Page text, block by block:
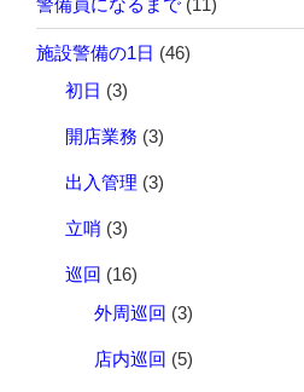
施設警備の1日 (46)
初日 (3)
開店業務 (3)
出入管理 (3)
立哨 (3)
巡回 (16)
外周巡回 (3)
店内巡回 (5)